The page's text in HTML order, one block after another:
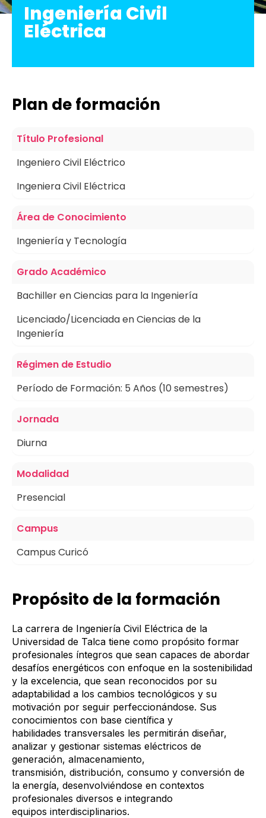
press
shortcut
activates
screen
reader
help
navigate
and
with
content.
Ingeniería Civil
Eléctrica
Plan de formación
Título Profesional
Ingeniero Civil Eléctrico
Ingeniera Civil Eléctrica
Área de Conocimiento
Ingeniería y Tecnología
Grado Académico
Bachiller en Ciencias para la Ingeniería
Licenciado/Licenciada en Ciencias de la
Ingeniería
Régimen de Estudio
Período de Formación: 5 Años (10 semestres)
Jornada
Diurna
Modalidad
Presencial
Campus
Campus Curicó
Propósito de la formación
La carrera de Ingeniería Civil Eléctrica de la
Universidad de Talca tiene como propósito formar
profesionales íntegros que sean capaces de abordar
desafíos energéticos con enfoque en la sostenibilidad
y la excelencia, que sean reconocidos por su
adaptabilidad a los cambios tecnológicos y su
motivación por seguir perfeccionándose. Sus
conocimientos con base científica y
habilidades transversales les permitirán diseñar,
analizar y gestionar sistemas eléctricos de
generación, almacenamiento,
transmisión, distribución, consumo y conversión de
la energía, desenvolviéndose en contextos
profesionales diversos e integrando
equipos interdisciplinarios.